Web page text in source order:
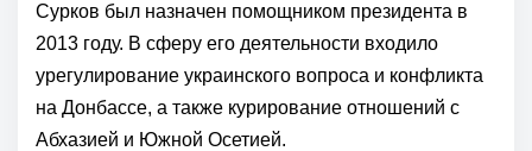
Сурков был назначен помощником президента в
2013 году. В сферу его деятельности входило
урегулирование украинского вопроса и конфликта
на Донбассе, а также курирование отношений с
Абхазией и Южной Осетией.